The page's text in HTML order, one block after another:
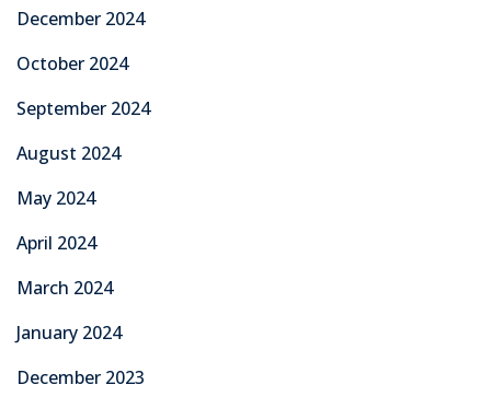
December 2024
October 2024
September 2024
August 2024
May 2024
April 2024
March 2024
January 2024
December 2023